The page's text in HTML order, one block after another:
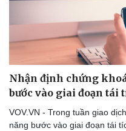
Nhận định chứng
bước vào giai đoạn tái
VOV.VN - Trong tuần giao
năng bước vào giai đoạn tái